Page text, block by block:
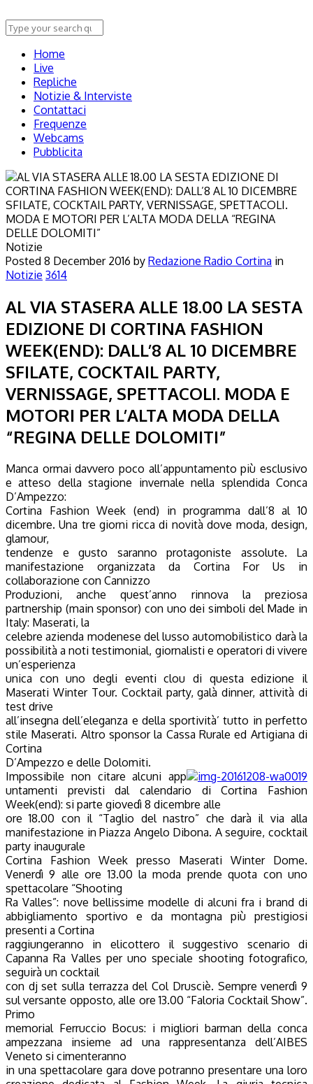
Home
Live
Repliche
Notizie & Interviste
Contattaci
Frequenze
Webcams
Pubblicita
Notizie
Posted 8 December 2016 by Redazione Radio Cortina in
Notizie 3614
AL VIA STASERA ALLE 18.00 LA SESTA
EDIZIONE DI CORTINA FASHION
WEEK(END): DALL’8 AL 10 DICEMBRE
SFILATE, COCKTAIL PARTY,
VERNISSAGE, SPETTACOLI. MODA E
MOTORI PER L’ALTA MODA DELLA
“REGINA DELLE DOLOMITI”
Manca ormai davvero poco all’appuntamento più esclusivo
e atteso della stagione invernale nella splendida Conca
D’Ampezzo:
Cortina Fashion Week (end) in programma dall’8 al 10
dicembre. Una tre giorni ricca di novità dove moda, design,
glamour,
tendenze e gusto saranno protagoniste assolute. La
manifestazione organizzata da Cortina For Us in
collaborazione con Cannizzo
Produzioni, anche quest’anno rinnova la preziosa
partnership (main sponsor) con uno dei simboli del Made in
Italy: Maserati, la
celebre azienda modenese del lusso automobilistico darà la
possibilità a noti testimonial, giornalisti e operatori di vivere
un’esperienza
unica con uno degli eventi clou di questa edizione il
Maserati Winter Tour. Cocktail party, galà dinner, attività di
test drive
all’insegna dell’eleganza e della sportività’ tutto in perfetto
stile Maserati. Altro sponsor la Cassa Rurale ed Artigiana di
Cortina
D’Ampezzo e delle Dolomiti.
Impossibile non citare alcuni app
untamenti previsti dal calendario di Cortina Fashion
Week(end): si parte giovedì 8 dicembre alle
ore 18.00 con il “Taglio del nastro” che darà il via alla
manifestazione in Piazza Angelo Dibona. A seguire, cocktail
party inaugurale
Cortina Fashion Week presso Maserati Winter Dome.
Venerdì 9 alle ore 13.00 la moda prende quota con uno
spettacolare “Shooting
Ra Valles”: nove bellissime modelle di alcuni fra i brand di
abbigliamento sportivo e da montagna più prestigiosi
presenti a Cortina
raggiungeranno in elicottero il suggestivo scenario di
Capanna Ra Valles per uno speciale shooting fotografico,
seguirà un cocktail
con dj set sulla terrazza del Col Drusciè. Sempre venerdì 9
sul versante opposto, alle ore 13.00 “Faloria Cocktail Show”.
Primo
memorial Ferruccio Bocus: i migliori barman della conca
ampezzana insieme ad una rappresentanza dell’AIBES
Veneto si cimenteranno
in una spettacolare gara dove potranno presentare una loro